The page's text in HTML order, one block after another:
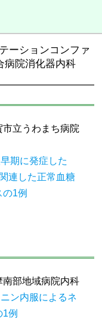
ーションコンファ
病院消化器内科
立うわまち病院
期に発症した
連した正常血糖
1例
部地域病院内科
ン内服によるネ
例